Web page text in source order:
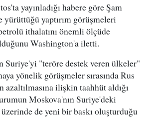
yayınladığı habere göre Şam
yaptırım görüşmeleri
ithalatını önemli ölçüde
Washington'a iletti.
Suriye'yi "teröre destek veren ülkeler"
yönelik görüşmeler sırasında Rus
azaltılmasına ilişkin taahhüt aldığı
Moskova'nın Suriye'deki
de yeni bir baskı oluşturduğu